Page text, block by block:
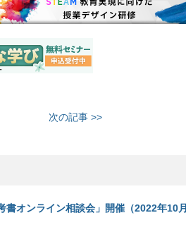
次の記事 >>
オンライン相談会」開催（2022年10月